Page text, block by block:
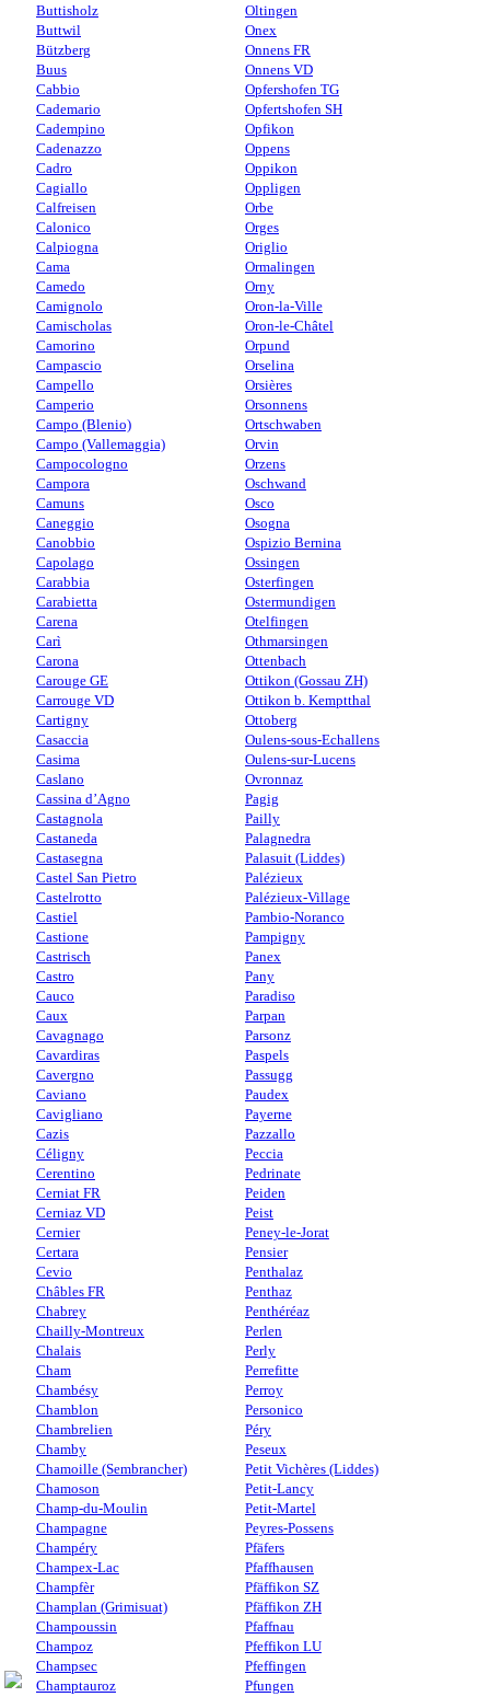
Buttisholz
Buttwil
Bützberg
Buus
Cabbio
Cademario
Cadempino
Cadenazzo
Cadro
Cagiallo
Calfreisen
Calonico
Calpiogna
Cama
Camedo
Camignolo
Camischolas
Camorino
Campascio
Campello
Camperio
Campo (Blenio)
Campo (Vallemaggia)
Campocologno
Campora
Camuns
Caneggio
Canobbio
Capolago
Carabbia
Carabietta
Carena
Carì
Carona
Carouge GE
Carrouge VD
Cartigny
Casaccia
Casima
Caslano
Cassina d’Agno
Castagnola
Castaneda
Castasegna
Castel San Pietro
Castelrotto
Castiel
Castione
Castrisch
Castro
Cauco
Caux
Cavagnago
Cavardiras
Cavergno
Caviano
Cavigliano
Cazis
Céligny
Cerentino
Cerniat FR
Cerniaz VD
Cernier
Certara
Cevio
Châbles FR
Chabrey
Chailly-Montreux
Chalais
Cham
Chambésy
Chamblon
Chambrelien
Chamby
Chamoille (Sembrancher)
Chamoson
Champ-du-Moulin
Champagne
Champéry
Champex-Lac
Champfèr
Champlan (Grimisuat)
Champoussin
Champoz
Champsec
Champtauroz
Oltingen
Onex
Onnens FR
Onnens VD
Opfershofen TG
Opfertshofen SH
Opfikon
Oppens
Oppikon
Oppligen
Orbe
Orges
Origlio
Ormalingen
Orny
Oron-la-Ville
Oron-le-Châtel
Orpund
Orselina
Orsières
Orsonnens
Ortschwaben
Orvin
Orzens
Oschwand
Osco
Osogna
Ospizio Bernina
Ossingen
Osterfingen
Ostermundigen
Otelfingen
Othmarsingen
Ottenbach
Ottikon (Gossau ZH)
Ottikon b. Kemptthal
Ottoberg
Oulens-sous-Echallens
Oulens-sur-Lucens
Ovronnaz
Pagig
Pailly
Palagnedra
Palasuit (Liddes)
Palézieux
Palézieux-Village
Pambio-Noranco
Pampigny
Panex
Pany
Paradiso
Parpan
Parsonz
Paspels
Passugg
Paudex
Payerne
Pazzallo
Peccia
Pedrinate
Peiden
Peist
Peney-le-Jorat
Pensier
Penthalaz
Penthaz
Penthéréaz
Perlen
Perly
Perrefitte
Perroy
Personico
Péry
Peseux
Petit Vichères (Liddes)
Petit-Lancy
Petit-Martel
Peyres-Possens
Pfäfers
Pfaffhausen
Pfäffikon SZ
Pfäffikon ZH
Pfaffnau
Pfeffikon LU
Pfeffingen
Pfungen